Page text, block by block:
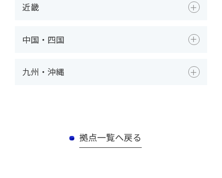
近畿
中国・四国
九州・沖縄
拠点一覧へ戻る